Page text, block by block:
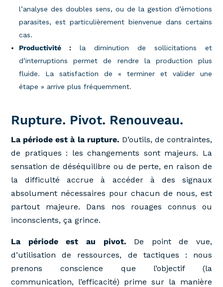
l’analyse des doubles sens, ou de la gestion d’émotions
parasites, est particulièrement bienvenue dans certains
cas.
Productivité : la diminution de sollicitations et
d’interruptions permet de rendre la production plus
fluide. La satisfaction de « terminer et valider une
étape » arrive plus fréquemment.
Rupture. Pivot. Renouveau.
La période est à la rupture. D’outils, de contraintes,
de pratiques : les changements sont majeurs. La
sensation de déséquilibre ou de perte, en raison de
la difficulté accrue à accéder à des signaux
absolument nécessaires pour chacun de nous, est
partout majeure. Dans nos rouages connus ou
inconscients, ça grince.
La période est au pivot. De point de vue,
d’utilisation de ressources, de tactiques : nous
prenons conscience que l’objectif (la
communication, l’efficacité) prime sur la manière